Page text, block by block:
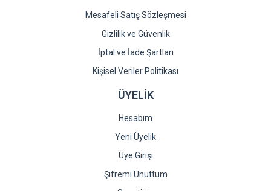
Mesafeli Satış Sözleşmesi
Gizlilik ve Güvenlik
İptal ve İade Şartları
Kişisel Veriler Politikası
ÜYELİK
Hesabım
Yeni Üyelik
Üye Girişi
Şifremi Unuttum